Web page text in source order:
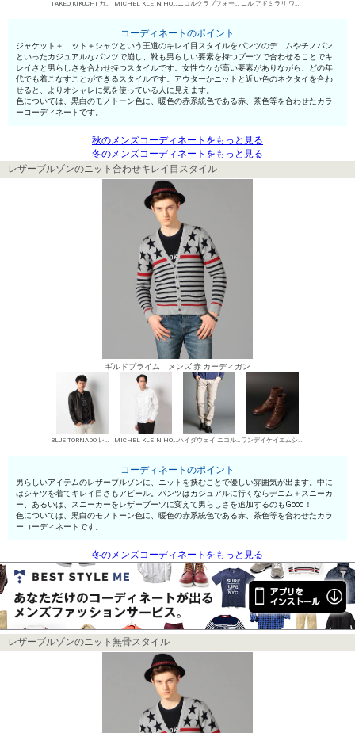
TAKEO KIKUCHI カジュアルジャケット MICHEL KLEIN HOMME シャツ ニコルクラブフォーメン デニムパンツ・ジーンズ ニル アドミラリ ワークブーツ
コーディネートのポイント
ジャケット＋ニット＋シャツという王道のキレイ目スタイルをパンツのデニムやチノパン
といったカジュアルなパンツで崩し、靴も男らしい要素を持つブーツで合わせることでキ
レイさと男らしさを合わせ持つスタイルです。女性ウケが高い要素がありながら、どの年
代でも着こなすことができるスタイルです。アウターかニットと近い色のネクタイを合わ
せると、よりオシャレに気を使っている人に見えます。
色については、黒白のモノトーン色に、暖色の赤系統色である赤、茶色等を合わせたカラ
ーコーディネートです。
秋のメンズコーディネートをもっと見る
冬のメンズコーディネートをもっと見る
レザーブルゾンのニット合わせキレイ目スタイル
ギルドプライム メンズ 赤 カーディガン
BLUE TORNADO レザーブルゾン MICHEL KLEIN HOMME シャツ ハイダウェイ ニコル デニムパンツ・ジーンズ ワンデイケイエムシー エンジニア・ペコスブーツ
コーディネートのポイント
男らしいアイテムのレザーブルゾンに、ニットを挟むことで優しい雰囲気が出ます。中に
はシャツを着てキレイ目さもアピール。パンツはカジュアルに行くならデニム＋スニーカ
ー、あるいは、スニーカーをレザーブーツに変えて男らしさを追加するのもGood！
色については、黒白のモノトーン色に、暖色の赤系統色である赤、茶色等を合わせたカラ
ーコーディネートです。
冬のメンズコーディネートをもっと見る
レザーブルゾンのニット無骨スタイル